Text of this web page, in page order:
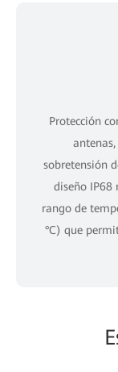
Protección
sobretensión
diseño IP68
rango de
°C) que